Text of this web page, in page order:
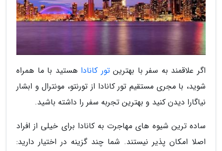
اگر علاقمند به سفر با بهترینتور کانادا هستید با ما همراه
شوید، با مجری مستقیم تور کانادا از تورنتو، مونترال و ابشار
نیاگارا دیدن کنید و بهترین تجربه سفر را داشته باشید.
ساده ترین شیوه های مهاجرت به کانادا برای خیلی از افراد
اصلا امکان پذیر نیستند. شما چند گزینه در اختیار دارید: